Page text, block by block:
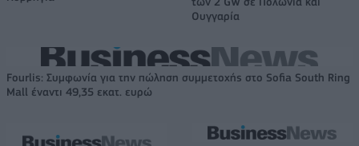
Ουγγαρία
Fourlis: Συμφωνία για την πώληση συμμετοχής στο Sofia South Ring
Mall έναντι 49,35 εκατ. ευρώ